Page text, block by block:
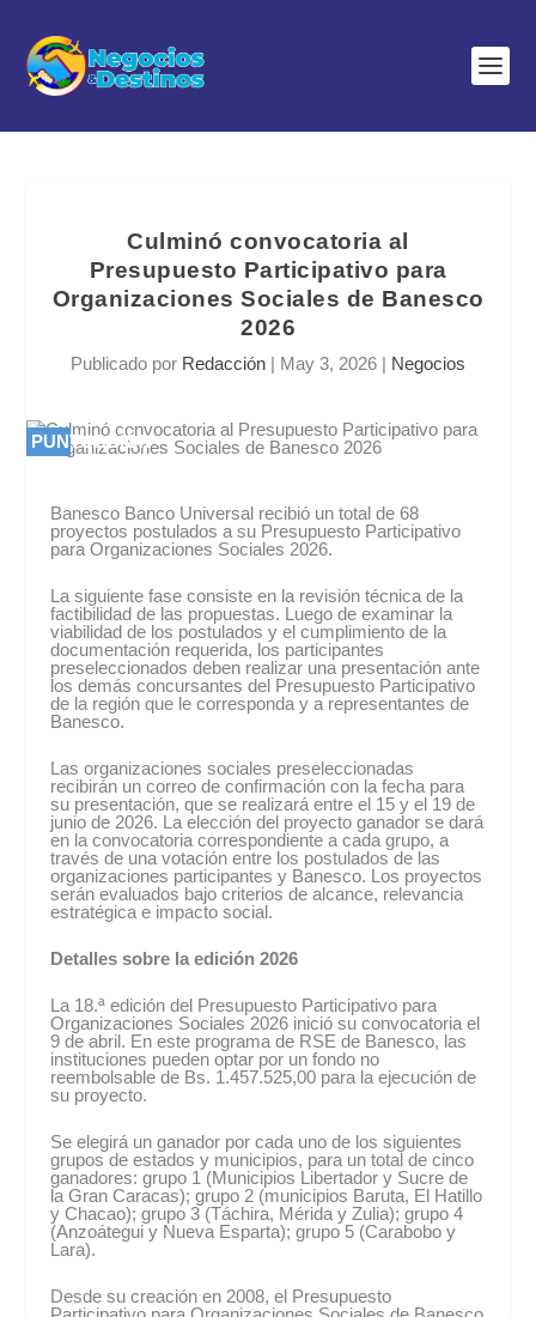
Culminó convocatoria al
Presupuesto Participativo para
Organizaciones Sociales de Banesco
2026
Publicado por Redacción | May 3, 2026 | Negocios
PUNTUACIÓN
PUNTUACIÓN
Banesco Banco Universal recibió un total de 68
proyectos postulados a su Presupuesto Participativo
para Organizaciones Sociales 2026.
La siguiente fase consiste en la revisión técnica de la
factibilidad de las propuestas. Luego de examinar la
viabilidad de los postulados y el cumplimiento de la
documentación requerida, los participantes
preseleccionados deben realizar una presentación ante
los demás concursantes del Presupuesto Participativo
de la región que le corresponda y a representantes de
Banesco.
Las organizaciones sociales preseleccionadas
recibirán un correo de confirmación con la fecha para
su presentación, que se realizará entre el 15 y el 19 de
junio de 2026. La elección del proyecto ganador se dará
en la convocatoria correspondiente a cada grupo, a
través de una votación entre los postulados de las
organizaciones participantes y Banesco. Los proyectos
serán evaluados bajo criterios de alcance, relevancia
estratégica e impacto social.
Detalles sobre la edición 2026
La 18.ª edición del Presupuesto Participativo para
Organizaciones Sociales 2026 inició su convocatoria el
9 de abril. En este programa de RSE de Banesco, las
instituciones pueden optar por un fondo no
reembolsable de Bs. 1.457.525,00 para la ejecución de
su proyecto.
Se elegirá un ganador por cada uno de los siguientes
grupos de estados y municipios, para un total de cinco
ganadores: grupo 1 (Municipios Libertador y Sucre de
la Gran Caracas); grupo 2 (municipios Baruta, El Hatillo
y Chacao); grupo 3 (Táchira, Mérida y Zulia); grupo 4
(Anzoátegui y Nueva Esparta); grupo 5 (Carabobo y
Lara).
Desde su creación en 2008, el Presupuesto